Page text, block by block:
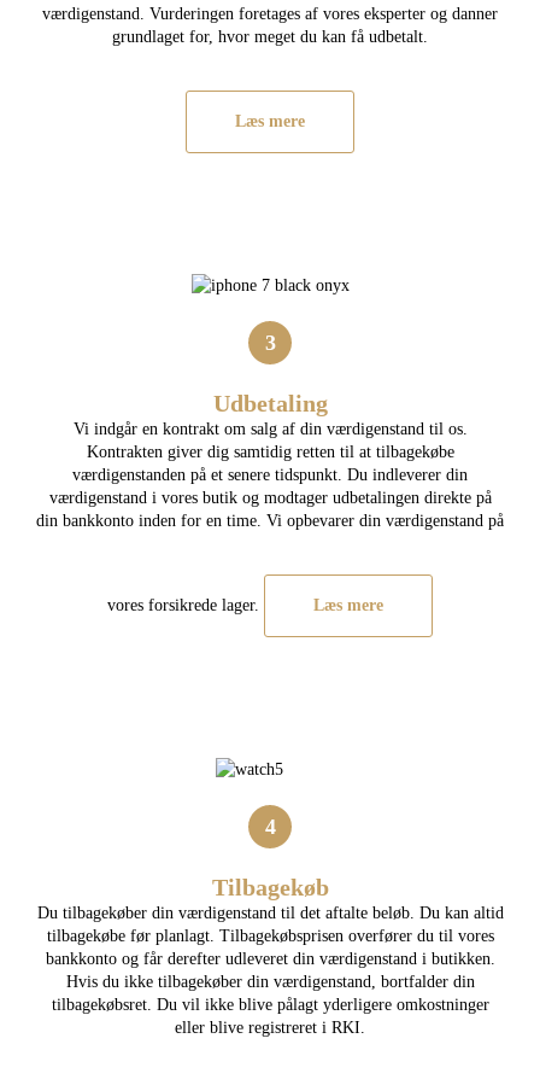
værdigenstand. Vurderingen foretages af vores eksperter og danner
grundlaget for, hvor meget du kan få udbetalt.
Læs mere
3
Udbetaling
Vi indgår en kontrakt om salg af din værdigenstand til os.
Kontrakten giver dig samtidig retten til at tilbagekøbe
værdigenstanden på et senere tidspunkt. Du indleverer din
værdigenstand i vores butik og modtager udbetalingen direkte på
din bankkonto inden for en time. Vi opbevarer din værdigenstand på
vores forsikrede lager. Læs mere
4
Tilbagekøb
Du tilbagekøber din værdigenstand til det aftalte beløb. Du kan altid
tilbagekøbe før planlagt. Tilbagekøbsprisen overfører du til vores
bankkonto og får derefter udleveret din værdigenstand i butikken.
Hvis du ikke tilbagekøber din værdigenstand, bortfalder din
tilbagekøbsret. Du vil ikke blive pålagt yderligere omkostninger
eller blive registreret i RKI.